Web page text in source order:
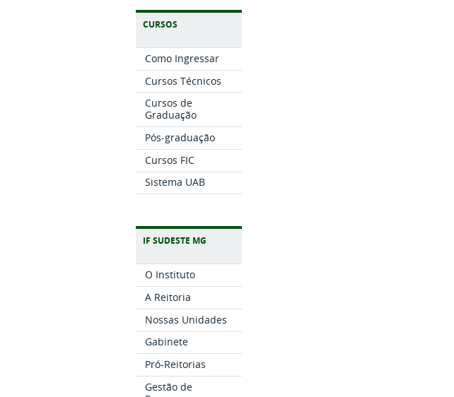
CURSOS
Como Ingressar
Cursos Técnicos
Cursos de
Graduação
Pós-graduação
Cursos FIC
Sistema UAB
IF SUDESTE MG
O Instituto
A Reitoria
Nossas Unidades
Gabinete
Pró-Reitorias
Gestão de